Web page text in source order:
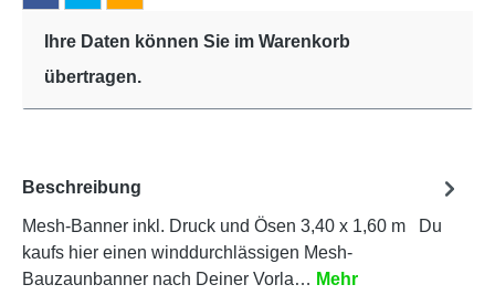
Ihre Daten können Sie im Warenkorb
übertragen.
Beschreibung
Mesh-Banner inkl. Druck und Ösen 3,40 x 1,60 m Du
kaufs hier einen winddurchlässigen Mesh-
Bauzaunbanner nach Deiner Vorla… Mehr